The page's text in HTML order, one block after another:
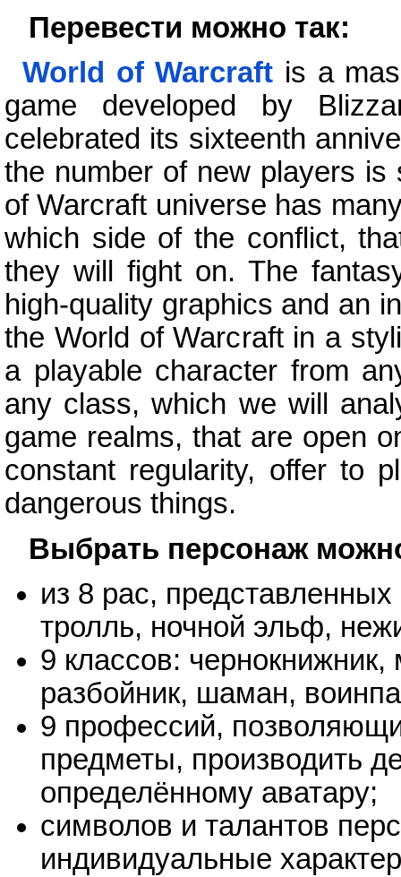
Перевести можно так:
World of Warcraft is a
game developed by
celebrated its sixteenth
the number of new players is
of Warcraft universe has
which side of the conflict,
they will fight on. The
high-quality graphics and an
the World of Warcraft in a
a playable character from
any class, which we will
game realms, that are open
constant regularity, offer to
dangerous things.
Выбрать персонаж
из 8 рас,
тролль, ночной эльф,
9 классов:
разбойник, шаман,
9 профессий,
предметы, производить
определённому аватару;
символов и талантов
индивидуальные